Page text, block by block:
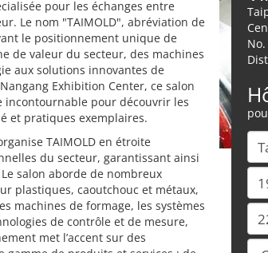
pour les échanges entre
Le nom "TAIMOLD", abréviation de
le positionnement unique de
de valeur du secteur, des machines
aux solutions innovantes de
Exhibition Center, ce salon
pour découvrir les
et pratiques exemplaires.
TAIMOLD en étroite
du secteur, garantissant ainsi
salon aborde de nombreux
plastiques, caoutchouc et métaux,
machines de formage, les systèmes
de contrôle et de mesure,
met l’accent sur des